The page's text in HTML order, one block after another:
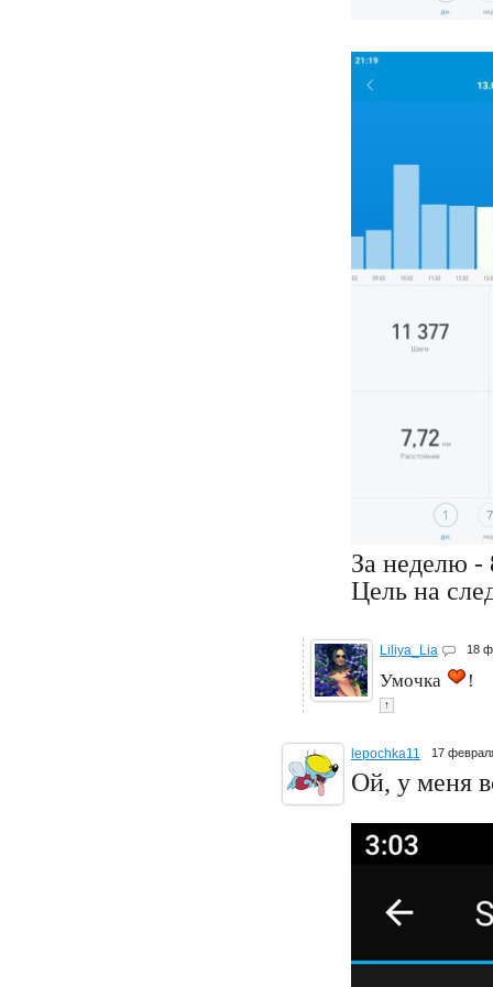
За неделю -
Цель на
Liliya_Lia 18
Умочка !
↑
lepochka11 17
Ой, у меня